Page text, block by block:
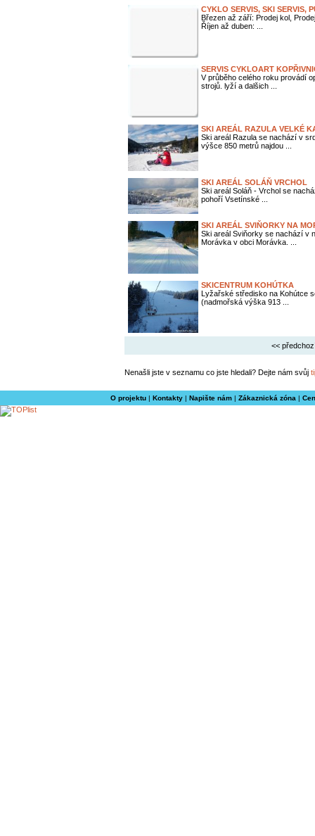
CYKLO SERVIS, SKI SERVIS,
Březen až září: Prodej kol,
Říjen až duben: ...
SERVIS CYKLOART
V průběho celého roku provádí
strojů. lyží a dalšich ...
SKI AREÁL RAZULA VELKÉ
Ski areál Razula se nachází v
výšce 850 metrů najdou ...
SKI AREÁL SOLÁŇ VRCHOL
Ski areál Soláň - Vrchol se
pohoří Vsetínské ...
SKI AREÁL SVIŇORKY NA
Ski areál Sviňorky se nachází v
Morávka v obci Morávka. ...
SKICENTRUM KOHÚTKA
Lyžařské středisko na Kohútce
(nadmořská výška 913 ...
<<
Nenašli jste v seznamu co jste hledali? Dejte nám svůj
O projektu| Kontakty| Napište nám| Zákaznická zóna |